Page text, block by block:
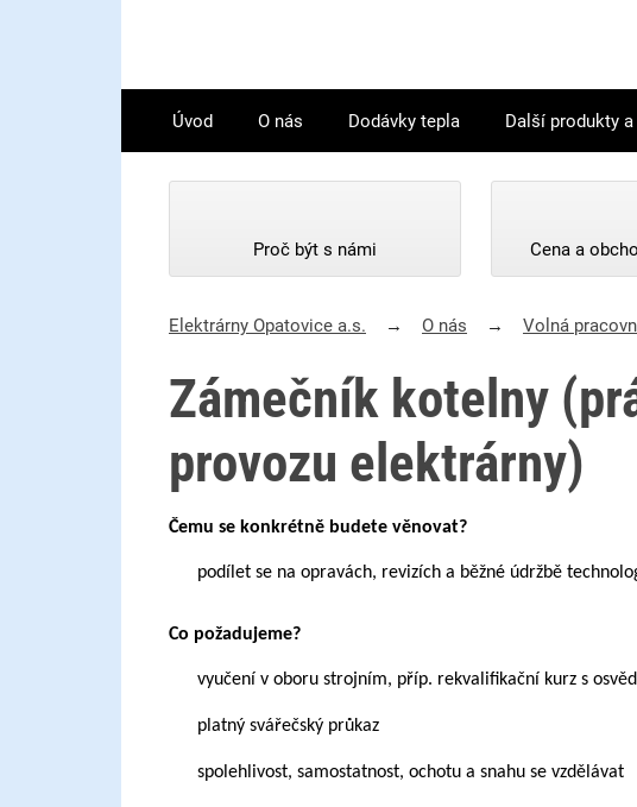
Úvod O nás Dodávky tepla Další produkty
Proč být s námi Cena a
Elektrárny Opatovice a.s. O nás Volná
Zámečník kotelny
provozu elektrárny)
Čemu se konkrétně budete věnovat?
podílet se na opravách, revizích a běžné údržbě
Co požadujeme?
vyučení v oboru strojním, příp. rekvalifikační kurz s
platný svářečský průkaz
spolehlivost, samostatnost, ochotu a snahu se vzdělávat